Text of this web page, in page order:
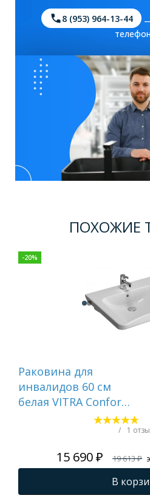
8 (953) 964-13-44
—
ПОХОЖИЕ
-20%
Раковина для
инвалидов 60 см
белая VITRA Conforma
5289B003-0001
/ 1
15 690 ₽ 19 613 ₽
В